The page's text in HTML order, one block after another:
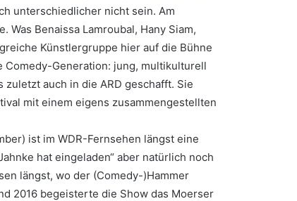
unterschiedlicher nicht sein. Am
Was Benaissa Lamroubal, Hany Siam,
Künstlergruppe hier auf die Bühne
Comedy-Generation: jung, multikulturell
auch in die ARD geschafft. Sie
mit einem eigens zusammengestellten
ist im WDR-Fernsehen längst eine
hat eingeladen“ aber natürlich noch
längst, wo der (Comedy-)Hammer
2016 begeisterte die Show das Moerser